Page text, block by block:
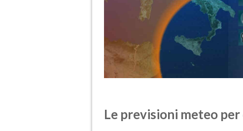
Le previsioni meteo